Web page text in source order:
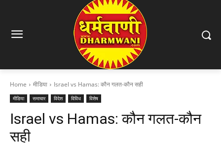
Home मीडिया Israel vs Hamas: कौन गलत-कौन सही
मीडिया समाचार विदेश विविध विशेष
Israel vs Hamas: कौन गलत-कौन
सही